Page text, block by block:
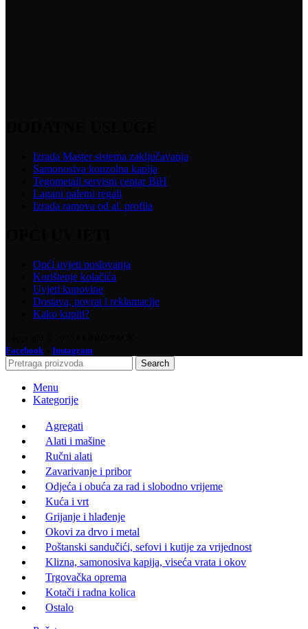
Izrada Master sistema zaključavanja
Samonosiva konzolna kapija
Tegometall servisni centar BiH
Lagani paletni regali
Izrada ramova od al. profila
Opći uvjeti poslovanja
Korištenje kolačića
Uvjeti kupovine
Dostava, povrat i reklamacije
Kako kupiti?
Facebook
Instagram
Search
Menu
Kategorije
Agregati
Alati i mašine
Ručni alati
Zavarivanje i pribor
Odjeća i obuća za rad i slobodno vrijeme
Kuća i vrt
Grijanje i hlađenje
Okovi za drvo i metal
Poštanski sandučići, sefovi i kutije za vrijednost
Klizna, samonosiva kapija, viseća vrata i okov
Trgovačka oprema
Kotači i radna kolica
Ostalo